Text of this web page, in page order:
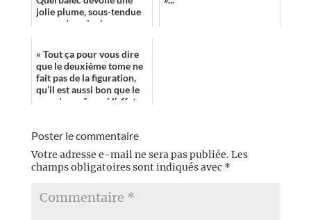
jolie plume, sous-tendue
par un imaginaire
« Tout ça pour vous dire
que le deuxième tome ne
fait pas de la figuration,
qu’il est aussi bon que le
premier, même si l’effet
Poster le commentaire
Votre adresse e-mail ne sera pas publiée. Les
champs obligatoires sont indiqués avec *